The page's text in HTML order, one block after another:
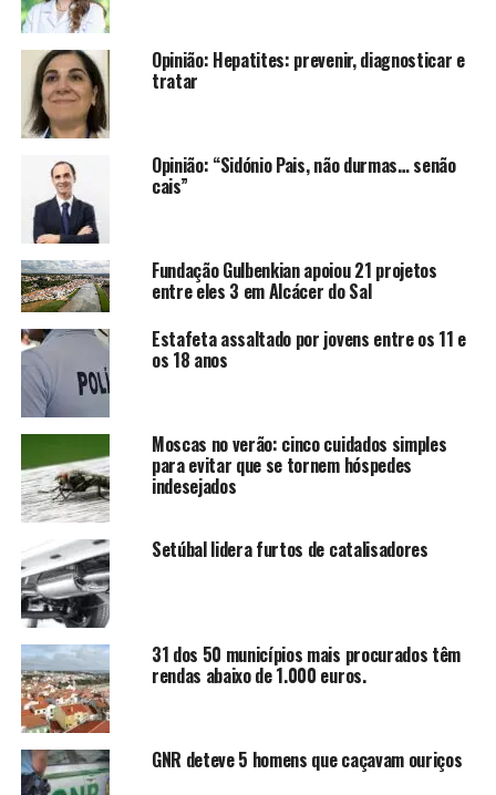
Opinião: Hepatites: prevenir, diagnosticar e
tratar
Opinião: “Sidónio Pais, não durmas… senão
cais”
Fundação Gulbenkian apoiou 21 projetos
entre eles 3 em Alcácer do Sal
Estafeta assaltado por jovens entre os 11 e
os 18 anos
Moscas no verão: cinco cuidados simples
para evitar que se tornem hóspedes
indesejados
Setúbal lidera furtos de catalisadores
31 dos 50 municípios mais procurados têm
rendas abaixo de 1.000 euros.
GNR deteve 5 homens que caçavam ouriços